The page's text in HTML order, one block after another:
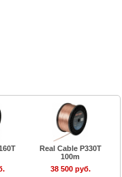
Real Cable P330T
100m
38 500 руб.